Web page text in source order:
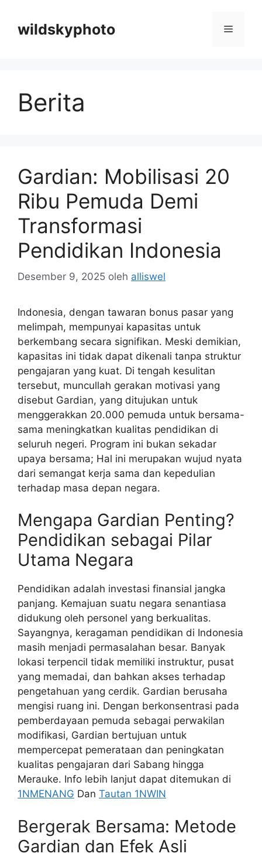
wildskyphoto Menu
Berita
Gardian: Mobilisasi 20
Ribu Pemuda Demi
Transformasi
Pendidikan Indonesia
Desember 9, 2025 oleh alliswel
Indonesia, dengan tawaran bonus pasar yang
melimpah, mempunyai kapasitas untuk
berkembang secara signifikan. Meski demikian,
kapasitas ini tidak dapat dikenali tanpa struktur
pengajaran yang kuat. Di tengah kesulitan
tersebut, muncullah gerakan motivasi yang
disebut Gardian, yang ditujukan untuk
menggerakkan 20.000 pemuda untuk bersama-
sama meningkatkan kualitas pendidikan di
seluruh negeri. Program ini bukan sekadar
upaya bersama; Hal ini merupakan wujud nyata
dari semangat kerja sama dan kepedulian
terhadap masa depan negara.
Mengapa Gardian Penting?
Pendidikan sebagai Pilar
Utama Negara
Pendidikan adalah investasi finansial jangka
panjang. Kemajuan suatu negara senantiasa
didukung oleh personel yang berkualitas.
Sayangnya, keragaman pendidikan di Indonesia
masih menjadi permasalahan besar. Banyak
lokasi terpencil tidak memiliki instruktur, pusat
yang memadai, dan bahkan akses terhadap
pengetahuan yang cerdik. Gardian berusaha
mengisi ruang ini. Dengan berkonsentrasi pada
pemberdayaan pemuda sebagai perwakilan
modifikasi, Gardian bertujuan untuk
mempercepat pemerataan dan peningkatan
kualitas pengajaran dari Sabang hingga
Merauke. Info lebih lanjut dapat ditemukan di
1NMENANG Dan Tautan 1NWIN
Bergerak Bersama: Metode
Gardian dan Efek Asli